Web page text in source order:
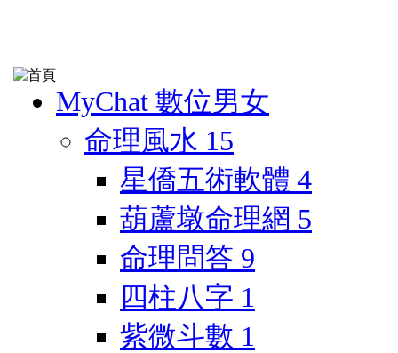
MyChat 數位男女
命理風水 15
星僑五術軟體 4
葫蘆墩命理網 5
命理問答 9
四柱八字 1
紫微斗數 1